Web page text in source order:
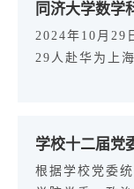
2024年10月29
29人赴华为上
的数智化建设
心）和上海智
究所的专家们
学校十二届党
根据学校党委